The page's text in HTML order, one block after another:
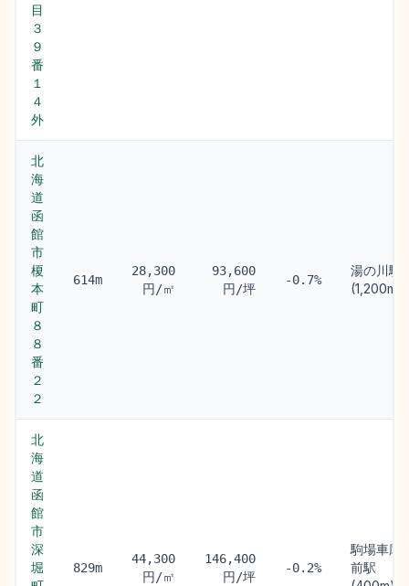
目
３
９
番
１
４
外
北
海
道
函
館
市
榎
本
町
８
８
番
２
２
614m
28,300
円/㎡
93,600
円/坪
-0.7%
湯の川駅
(1,200m)
北
海
道
函
館
市
深
堀
829m
44,300
円/㎡
146,400
円/坪
-0.2%
駒場車庫
前駅